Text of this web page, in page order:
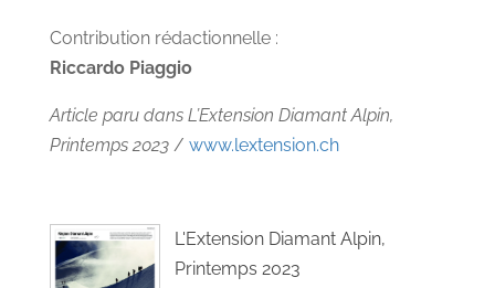
Contribution rédactionnelle :
Riccardo Piaggio
Article paru dans L’Extension Diamant Alpin,
Printemps 2023 / www.lextension.ch
L'Extension Diamant Alpin,
Printemps 2023